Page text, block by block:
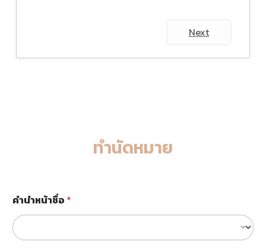
Next
ทำนัดหมาย
า
รั
ก
คำนำหน้าชื่อ *